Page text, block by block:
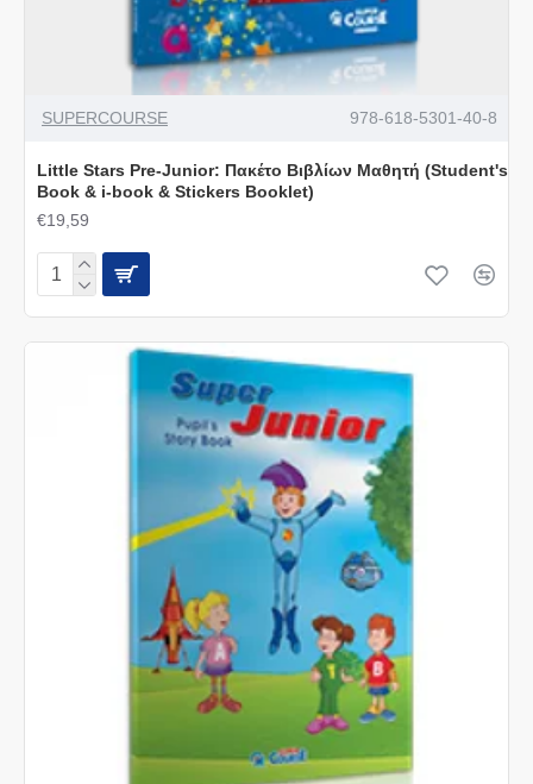
SUPERCOURSE 978-618-5301-40-8
Little Stars Pre-Junior: Πακέτο Βιβλίων Μαθητή (Student's
Book & i-book & Stickers Booklet)
€19,59